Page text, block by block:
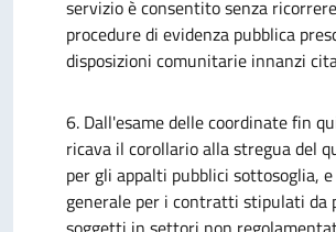
servizio è consentito senza
procedure di evidenza pubblica
disposizioni comunitarie innanzi
6. Dall'esame delle coordinate fin
ricava il corollario alla stregua del
per gli appalti pubblici sottosoglia,
generale per i contratti stipulati da